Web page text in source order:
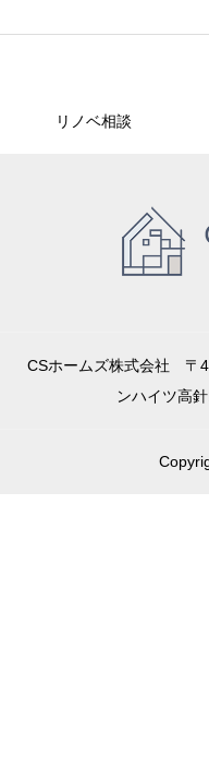
リノベ相談
CSホームズ株式会社 〒
ンハイツ高